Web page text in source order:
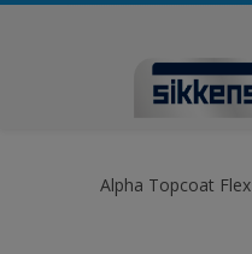
Alpha Topcoat Flex